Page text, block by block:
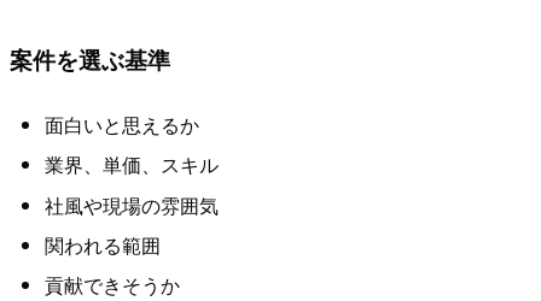
案件を選ぶ基準
面白いと思えるか
業界、単価、スキル
社風や現場の雰囲気
関われる範囲
貢献できそうか